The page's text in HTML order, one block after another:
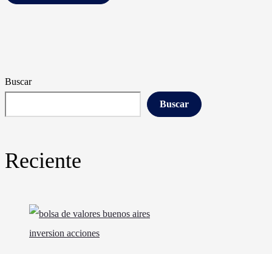
Buscar
Buscar
Reciente